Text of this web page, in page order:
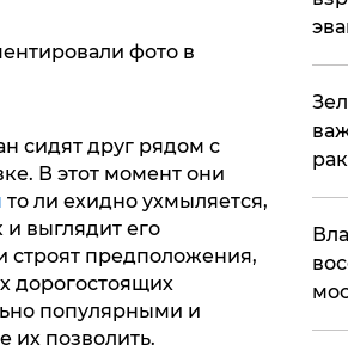
фото в
сидят друг рядом с
В этот момент они
то ли ехидно ухмыляется,
и выглядит его
строят предположения,
дорогостоящих
популярными и
их позволить.